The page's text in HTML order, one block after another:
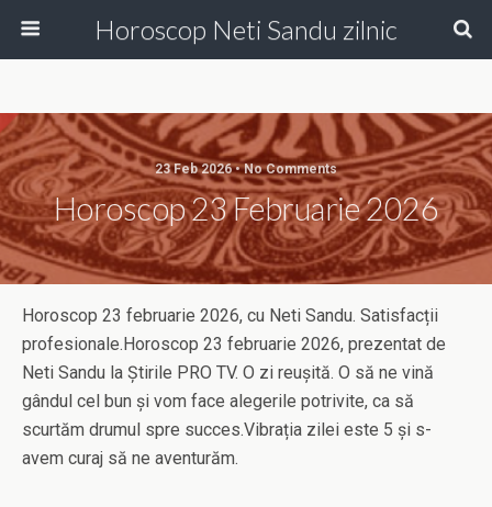
Horoscop Neti Sandu zilnic
23 Feb 2026 • No Comments
Horoscop 23 Februarie 2026
Horoscop 23 februarie 2026, cu Neti Sandu. Satisfacții
profesionale.Horoscop 23 februarie 2026, prezentat de
Neti Sandu la Știrile PRO TV. O zi reușită. O să ne vină
gândul cel bun și vom face alegerile potrivite, ca să
scurtăm drumul spre succes.Vibrația zilei este 5 și s-
avem curaj să ne aventurăm.